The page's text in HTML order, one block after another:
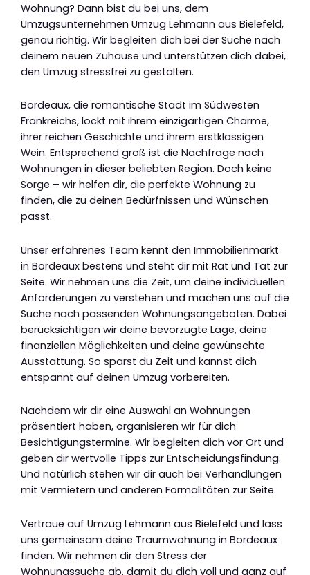
Wohnung? Dann bist du bei uns, dem
Umzugsunternehmen Umzug Lehmann aus Bielefeld,
genau richtig. Wir begleiten dich bei der Suche nach
deinem neuen Zuhause und unterstützen dich dabei,
den Umzug stressfrei zu gestalten.
Bordeaux, die romantische Stadt im Südwesten
Frankreichs, lockt mit ihrem einzigartigen Charme,
ihrer reichen Geschichte und ihrem erstklassigen
Wein. Entsprechend groß ist die Nachfrage nach
Wohnungen in dieser beliebten Region. Doch keine
Sorge – wir helfen dir, die perfekte Wohnung zu
finden, die zu deinen Bedürfnissen und Wünschen
passt.
Unser erfahrenes Team kennt den Immobilienmarkt
in Bordeaux bestens und steht dir mit Rat und Tat zur
Seite. Wir nehmen uns die Zeit, um deine individuellen
Anforderungen zu verstehen und machen uns auf die
Suche nach passenden Wohnungsangeboten. Dabei
berücksichtigen wir deine bevorzugte Lage, deine
finanziellen Möglichkeiten und deine gewünschte
Ausstattung. So sparst du Zeit und kannst dich
entspannt auf deinen Umzug vorbereiten.
Nachdem wir dir eine Auswahl an Wohnungen
präsentiert haben, organisieren wir für dich
Besichtigungstermine. Wir begleiten dich vor Ort und
geben dir wertvolle Tipps zur Entscheidungsfindung.
Und natürlich stehen wir dir auch bei Verhandlungen
mit Vermietern und anderen Formalitäten zur Seite.
Vertraue auf Umzug Lehmann aus Bielefeld und lass
uns gemeinsam deine Traumwohnung in Bordeaux
finden. Wir nehmen dir den Stress der
Wohnungssuche ab, damit du dich voll und ganz auf